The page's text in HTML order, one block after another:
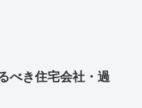
べき住宅会社・過